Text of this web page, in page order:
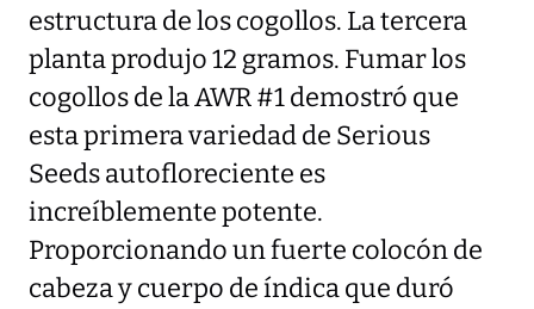
estructura de los cogollos. La tercera
planta produjo 12 gramos. Fumar los
cogollos de la AWR #1 demostró que
esta primera variedad de Serious
Seeds autofloreciente es
increíblemente potente.
Proporcionando un fuerte colocón de
cabeza y cuerpo de índica que duró